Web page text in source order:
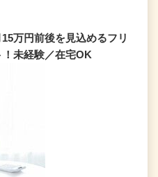
万円前後を見込めるフリ
未経験／在宅OK